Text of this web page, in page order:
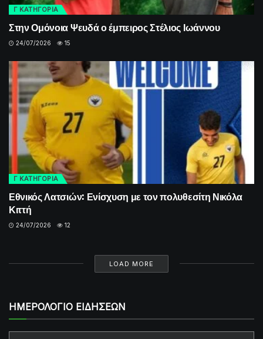
Γ ΚΑΤΗΓΟΡΙΑ
Στην Ομόνοια Ψευδά ο έμπειρος Στέλιος Ιωάννου
24/07/2026 15
Γ ΚΑΤΗΓΟΡΙΑ
Εθνικός Λατσιών: Ενίσχυση με τον πολυθεσίτη Νικόλα
Κιττή
24/07/2026 12
LOAD MORE
ΗΜΕΡΟΛΟΓΙΟ ΕΙΔΗΣΕΩΝ